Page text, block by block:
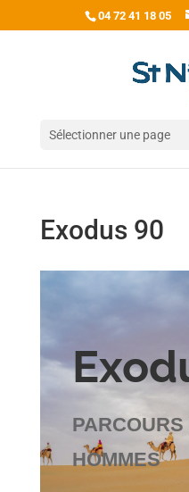
04 72 41 18 05
Sélectionner une page
Exodus 90
HOMMES